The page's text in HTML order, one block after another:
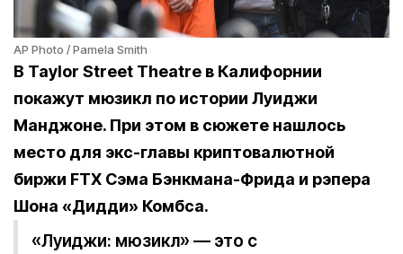
AP Photo / Pamela Smith
В Taylor Street Theatre в Калифорнии
покажут мюзикл по истории Луиджи
Манджоне. При этом в сюжете нашлось
место для экс-главы криптовалютной
биржи FTX Сэма Бэнкмана-Фрида и рэпера
Шона «Дидди» Комбса.
«Луиджи: мюзикл» — это с